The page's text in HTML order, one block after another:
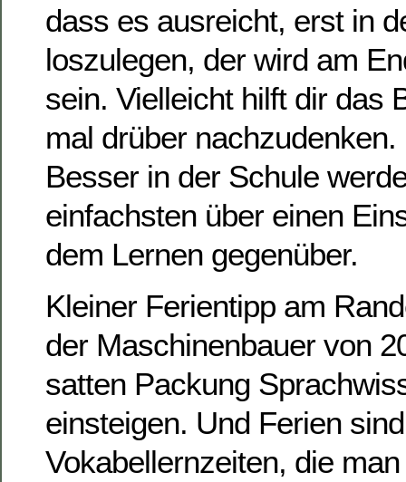
dass es ausreicht, erst in
loszulegen, der wird am
sein. Vielleicht hilft dir das
mal drüber nachzudenken.
Besser in der Schule
einfachsten über einen
dem Lernen gegenüber.
Kleiner Ferientipp am
der Maschinenbauer von
satten Packung
einsteigen. Und Ferien
Vokabellernzeiten, die